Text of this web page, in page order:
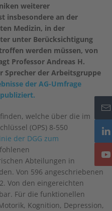
weiterer
insbesondere an der
Medizin, in der
unter Berücksichtigung
werden müssen, von
Professor Andreas H.
Sprecher der Arbeitsgruppe
der AG-Umfrage
welche über die im
(OPS) 8-550
der DGG zum
Abteilungen in
Von 596 angeschriebenen
Von den eingereichten
Für die funktionellen
Kognition, Depression,